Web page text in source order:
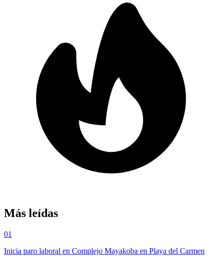
Más leídas
01
Inicia paro laboral en Complejo Mayakoba en Playa del Carmen